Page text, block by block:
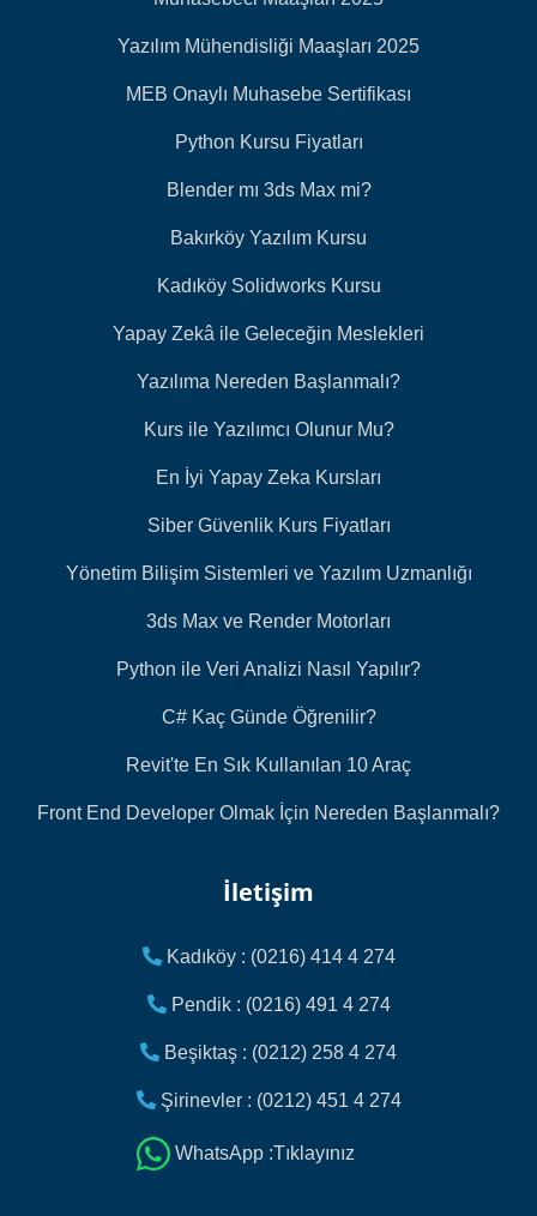
Yazılım Mühendisliği Maaşları 2025
MEB Onaylı Muhasebe Sertifikası
Python Kursu Fiyatları
Blender mı 3ds Max mi?
Bakırköy Yazılım Kursu
Kadıköy Solidworks Kursu
Yapay Zekâ ile Geleceğin Meslekleri
Yazılıma Nereden Başlanmalı?
Kurs ile Yazılımcı Olunur Mu?
En İyi Yapay Zeka Kursları
Siber Güvenlik Kurs Fiyatları
Yönetim Bilişim Sistemleri ve Yazılım Uzmanlığı
3ds Max ve Render Motorları
Python ile Veri Analizi Nasıl Yapılır?
C# Kaç Günde Öğrenilir?
Revit'te En Sık Kullanılan 10 Araç
Front End Developer Olmak İçin Nereden Başlanmalı?
İletişim
Kadıköy : (0216) 414 4 274
Pendik : (0216) 491 4 274
Beşiktaş : (0212) 258 4 274
Şirinevler : (0212) 451 4 274
WhatsApp :Tıklayınız